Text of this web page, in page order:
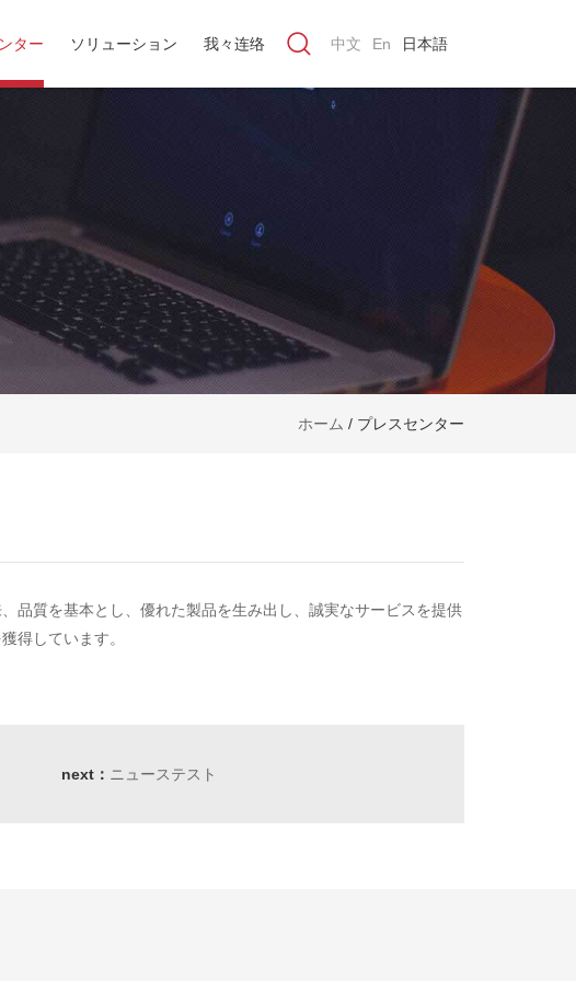
ター ソリューション 我々连络 中文 En 日本語
ホーム / プレスセンター
品質を基本とし、優れた製品を生み出し、誠実なサービスを提供
得しています。
next： ニューステスト